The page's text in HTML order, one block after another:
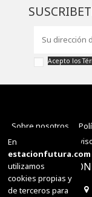
Acepto los
Sobre nosotros
Estación Futura
En
estacionfutura.com
utilizamos
cookies propias y
de terceros para